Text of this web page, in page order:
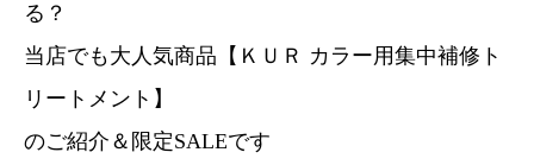
る？
当店でも大人気商品【ＫＵＲ カラー用集中補修ト
リートメント】
のご紹介＆限定SALEです